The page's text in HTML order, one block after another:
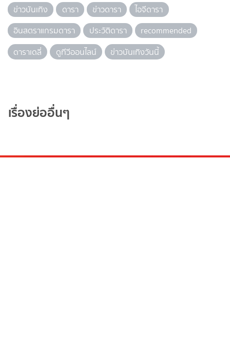
ข่าวบันเทิง ดารา ข่าวดารา
ไอจีดารา
อินสตราแกรมดารา
ประวัติดารา
recommended
ดาราเดลี่
ดูทีวีออนไลน์ ข่าวบันเทิงวันนี้
เรื่องย่ออื่นๆ